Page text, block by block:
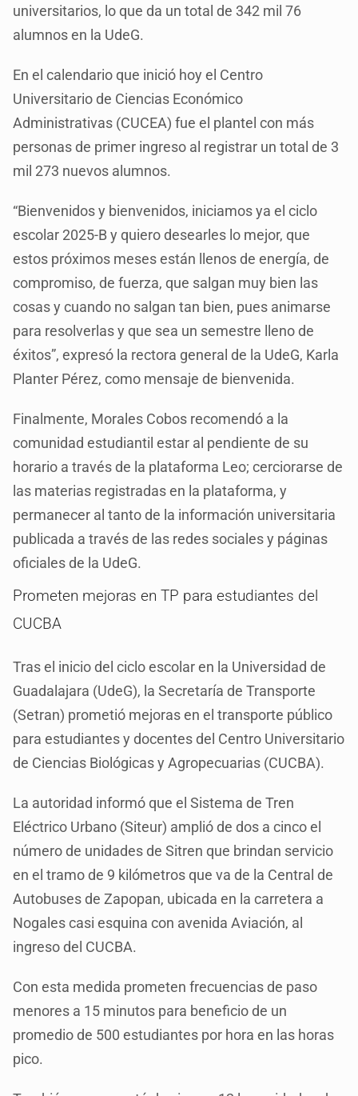
universitarios, lo que da un total de 342 mil 76
alumnos en la UdeG.
En el calendario que inició hoy el Centro
Universitario de Ciencias Económico
Administrativas (CUCEA) fue el plantel con más
personas de primer ingreso al registrar un total de 3
mil 273 nuevos alumnos.
“Bienvenidos y bienvenidos, iniciamos ya el ciclo
escolar 2025-B y quiero desearles lo mejor, que
estos próximos meses están llenos de energía, de
compromiso, de fuerza, que salgan muy bien las
cosas y cuando no salgan tan bien, pues animarse
para resolverlas y que sea un semestre lleno de
éxitos”, expresó la rectora general de la UdeG, Karla
Planter Pérez, como mensaje de bienvenida.
Finalmente, Morales Cobos recomendó a la
comunidad estudiantil estar al pendiente de su
horario a través de la plataforma Leo; cerciorarse de
las materias registradas en la plataforma, y
permanecer al tanto de la información universitaria
publicada a través de las redes sociales y páginas
oficiales de la UdeG.
Prometen mejoras en TP para estudiantes del
CUCBA
Tras el inicio del ciclo escolar en la Universidad de
Guadalajara (UdeG), la Secretaría de Transporte
(Setran) prometió mejoras en el transporte público
para estudiantes y docentes del Centro Universitario
de Ciencias Biológicas y Agropecuarias (CUCBA).
La autoridad informó que el Sistema de Tren
Eléctrico Urbano (Siteur) amplió de dos a cinco el
número de unidades de Sitren que brindan servicio
en el tramo de 9 kilómetros que va de la Central de
Autobuses de Zapopan, ubicada en la carretera a
Nogales casi esquina con avenida Aviación, al
ingreso del CUCBA.
Con esta medida prometen frecuencias de paso
menores a 15 minutos para beneficio de un
promedio de 500 estudiantes por hora en las horas
pico.